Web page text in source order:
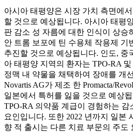
아시아 태평양은 시장 가치 측면에
할 것으로 예상됩니다. 아시아 태평
판 감소 성 자름에 대한 인식이 상승
안 트롬 보포에 틴 수용체 작용제 기
추진할 것으로 예상됩니다. 인도, 중
아 태평양 지역의 환자는 TPO-RA
정맥 내 약물을 채택하여 장애를 개
Novartis AG가 제조 한 Promacta/
일본에서 특허를 잃을 것으로 예상
TPO-RA 의약품 계급이 경험하는 감
요인입니다. 또한 2022 년까지 일본
향 적 출시는 다른 치료 부문의 주도